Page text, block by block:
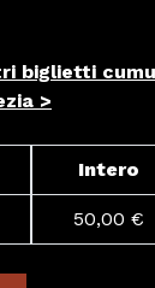
biglietti
>
Intero
50,00 €